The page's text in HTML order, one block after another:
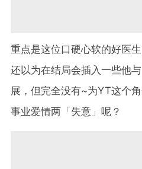
重点是这位口硬心软的好医
还以为在结局会插入一些他
展，但完全没有~为YT这个
事业爱情两「失意」呢？